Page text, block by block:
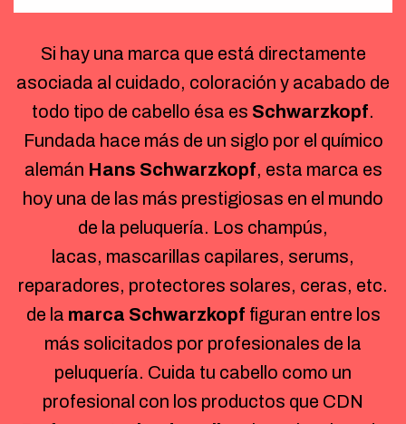
Si hay una marca que está directamente
asociada al cuidado, coloración y acabado de
todo tipo de cabello ésa es Schwarzkopf.
Fundada hace más de un siglo por el químico
alemán Hans Schwarzkopf, esta marca es
hoy una de las más prestigiosas en el mundo
de la peluquería. Los champús,
lacas, mascarillas capilares, serums,
reparadores, protectores solares, ceras, etc.
de la marca Schwarzkopf figuran entre los
más solicitados por profesionales de la
peluquería. Cuida tu cabello como un
profesional con los productos que CDN